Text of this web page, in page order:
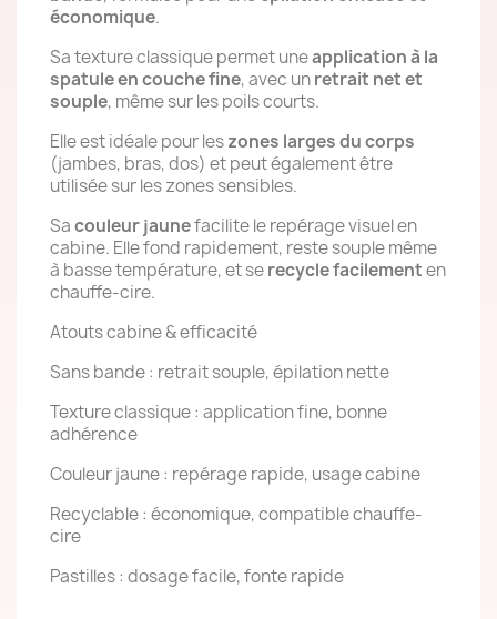
économique.
Sa texture classique permet uneapplication à la
spatule en couche fine, avec unretrait net et
souple, même sur les poils courts.
Elle est idéale pour leszones larges du corps
(jambes, bras, dos) et peut également être
utilisée sur les zones sensibles.
Sacouleur jaunefacilite le repérage visuel en
cabine. Elle fond rapidement, reste souple même
à basse température, et serecycle facilementen
chauffe-cire.
Atouts cabine & efficacité
Sans bande : retrait souple, épilation nette
Texture classique : application fine, bonne
adhérence
Couleur jaune : repérage rapide, usage cabine
Recyclable : économique, compatible chauffe-
cire
Pastilles : dosage facile, fonte rapide